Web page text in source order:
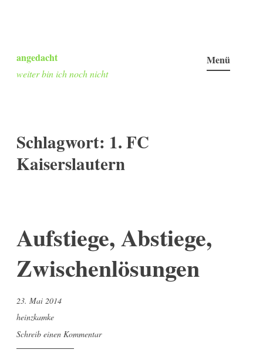
Inhalt
springen
angedacht
weiter bin ich noch nicht
Menü
Schlagwort: 1. FC
Kaiserslautern
Aufstiege, Abstiege,
Zwischenlösungen
23. Mai 2014
heinzkamke
Schreib einen Kommentar